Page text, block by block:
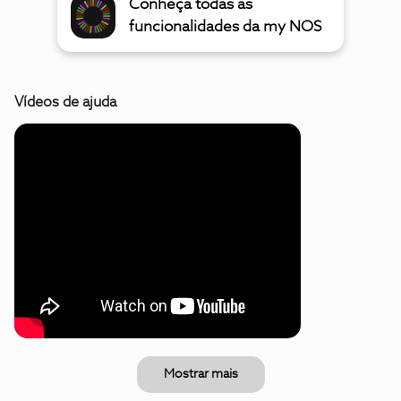
Conheça todas as
funcionalidades da my NOS
Vídeos de ajuda
Mostrar mais